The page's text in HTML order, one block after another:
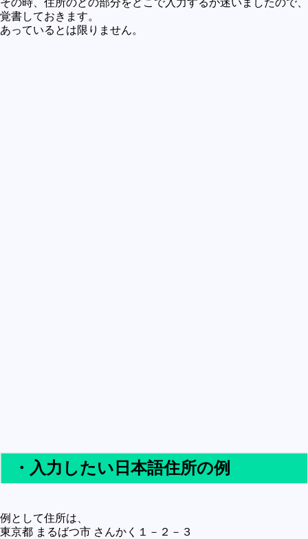
料理とか食べ物
プログラミング(C言語)
プログラミング(VBA)
プログラミング(PHP)
覚書しておきます。
あっているとは限りません。
・入力したい日本語住所の例
例として住所は、
東京都 まるばつ市 さんかく１－２－３